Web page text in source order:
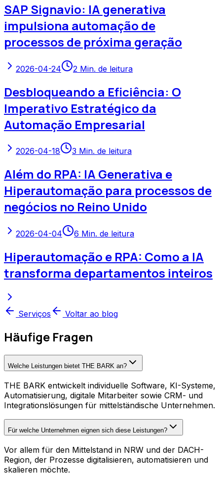
SAP Signavio: IA generativa
impulsiona automação de
processos de próxima geração
2026-04-24 2 Min. de leitura
Desbloqueando a Eficiência: O
Imperativo Estratégico da
Automação Empresarial
2026-04-18 3 Min. de leitura
Além do RPA: IA Generativa e
Hiperautomação para processos de
negócios no Reino Unido
2026-04-04 6 Min. de leitura
Hiperautomação e RPA: Como a IA
transforma departamentos inteiros
Serviços Voltar ao blog
Häufige Fragen
Welche Leistungen bietet THE BARK an?
THE BARK entwickelt individuelle Software, KI-Systeme,
Automatisierung, digitale Mitarbeiter sowie CRM- und
Integrationslösungen für mittelständische Unternehmen.
Für welche Unternehmen eignen sich diese Leistungen?
Vor allem für den Mittelstand in NRW und der DACH-
Region, der Prozesse digitalisieren, automatisieren und
skalieren möchte.